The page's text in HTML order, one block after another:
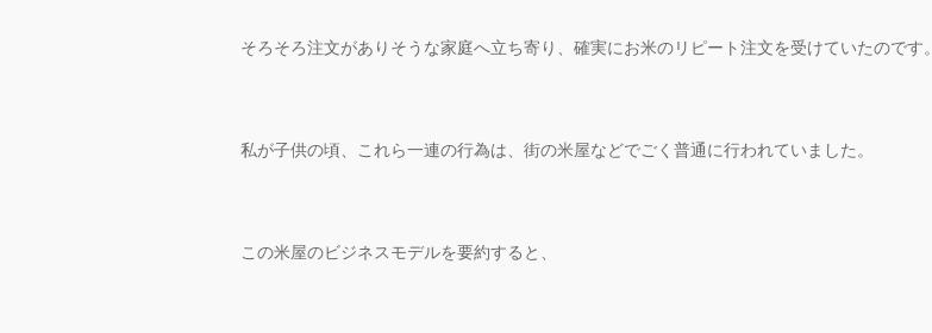
そろそろ注文がありそうな家庭へ立ち寄り、確実にお米のリピート注文を受けていたのです。
私が子供の頃、これら一連の行為は、街の米屋などでごく普通に行われていました。
この米屋のビジネスモデルを要約すると、